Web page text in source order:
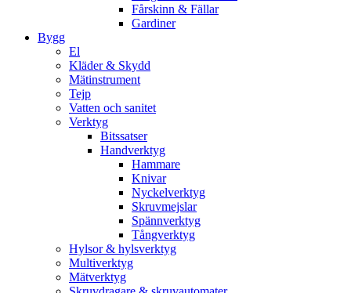
Fårskinn & Fällar
Gardiner
Bygg
El
Kläder & Skydd
Mätinstrument
Tejp
Vatten och sanitet
Verktyg
Bitssatser
Handverktyg
Hammare
Knivar
Nyckelverktyg
Skruvmejslar
Spännverktyg
Tångverktyg
Hylsor & hylsverktyg
Multiverktyg
Mätverktyg